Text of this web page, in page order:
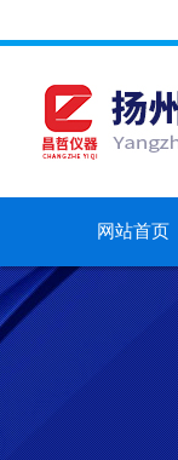
网站首页